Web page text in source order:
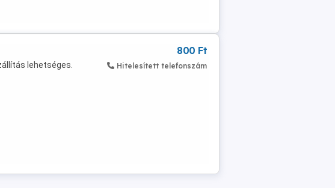
lehetséges.
800 Ft
Hitelesített telefonszám